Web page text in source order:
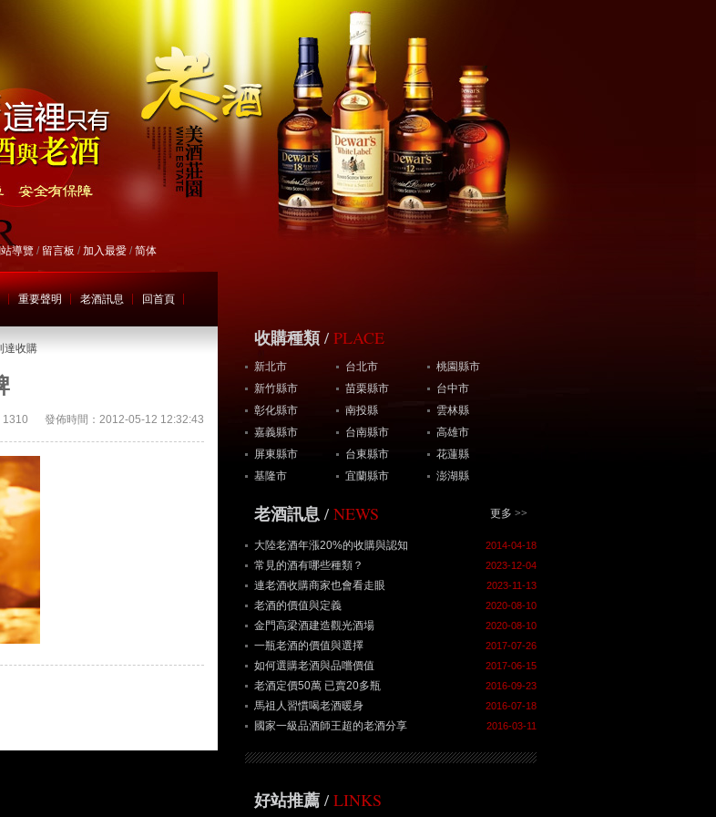
導覽 / 留言板 /加入最愛 /简体
重要聲明 老酒訊息 回首頁
達收購
1310 發佈時間：2012-05-12 12:32:43
收購種類 / PLACE
新北市 台北市
桃園縣市
新竹縣市
苗栗縣市
台中市
彰化縣市
南投縣
雲林縣
嘉義縣市
台南縣市
高雄市
屏東縣市
台東縣市
花蓮縣
基隆市
宜蘭縣市 澎湖縣
更多 >>
老酒訊息 / NEWS
2014-04-18
大陸老酒年漲20%的收購與認知
2023-12-04
常見的酒有哪些種類？
2023-11-13
連老酒收購商家也會看走眼
2020-08-10
老酒的價值與定義
2020-08-10
金門高梁酒建造觀光酒場
2017-07-26
一瓶老酒的價值與選擇
2017-06-15
如何選購老酒與品嚐價值
2016-09-23
老酒定價50萬 已賣20多瓶
2016-07-18
馬祖人習慣喝老酒暖身
2016-03-11
國家一級品酒師王超的老酒分享
好站推薦 / LINKS